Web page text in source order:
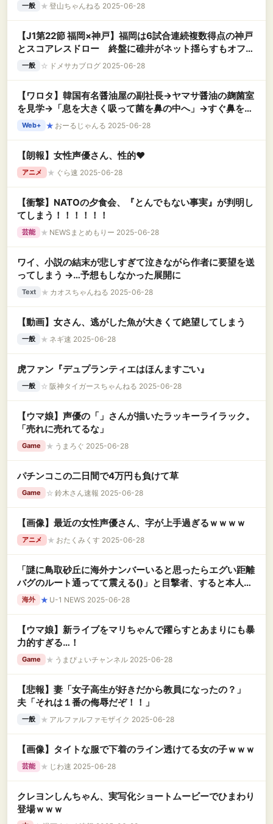
一般 ★ 登山ちゃんねる 2025-06-28
【J1第22節 福岡×神戸】福岡は6試合連続複数得点の神戸
とスコアレスドロー 終盤に碓井がネット揺らすもオフサ
イド
一般 ☆ ドメサカブログ 2025-06-28
【ワロタ】韓国有名醤油屋の副社長→ヤマサ醤油の麹菌室
を見学→「息を大きく吸って菌を鼻の中へ」→すぐ鼻をか
み、鼻水から麹菌盗むことに成功
Web+ ★ おーるじゃんる 2025-06-28
【朗報】女性声優さん、性的❤
アニメ ★ ぐら速 2025-06-28
【衝撃】NATOの夕食会、『とんでもない事実』が判明し
てしまう！！！！！！
芸能 ★ NEWSまとめもりー 2025-06-28
ワイ、小説の結末が悲しすぎて泣きながら作者に要望を送
ってしまう →…予想もしなかった展開に
Text ★ カオスちゃんねる 2025-06-28
【動画】女さん、逃がした魚が大きくて絶望してしまう
一般 ★ ネギ速 2025-06-28
虎ファン『デュプランティエはほんますごい』
一般 ☆ 阪神タイガースちゃんねる 2025-06-28
【ウマ娘】声優の「」さんが描いたラッキーライラック。
「売れに売れてるな」
Game ★ うまろぐ 2025-06-28
パチンコこの二日間で4万円も負けて草
Game ☆ 鈴木さん速報 2025-06-28
【画像】最近の女性声優さん、字が上手過ぎるｗｗｗｗ
アニメ ★ おたくみくす 2025-06-28
「謎に鳥取砂丘に海外ナンバーいると思ったらエグい距離
バグのルート通ってて震える()」と目撃者、すると本人が
降臨して……
海外 ★ U-1 NEWS 2025-06-28
【ウマ娘】新ライブをマリちゃんで躍らすとあまりにも暴
力的すぎる…！
Game ★ うまぴょいチャンネル 2025-06-28
【悲報】妻「女子高生が好きだから教員になったの？」
夫「それは１番の侮辱だぞ！！」
一般 ★ アルファルファモザイク 2025-06-28
【画像】タイトな服で下着のライン透けてる女の子ｗｗｗ
芸能 ★ じわ速 2025-06-28
クレヨンしんちゃん、実写化ショートムービーでひまわり
登場ｗｗｗ